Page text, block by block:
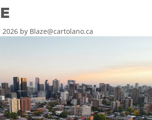
2026 by Blaze@cartolano.ca